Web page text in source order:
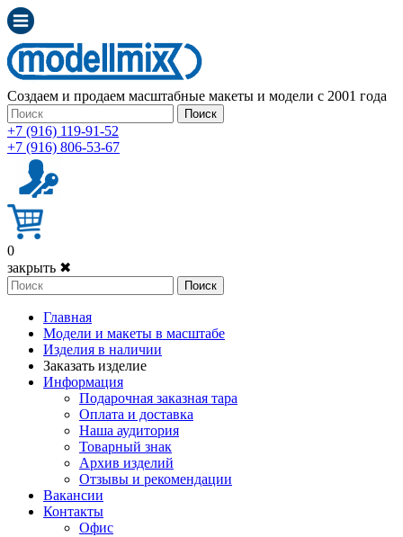
Создаем и продаем масштабные макеты и модели с 2001 года
Поиск
+7 (916) 119-91-52
+7 (916) 806-53-67
0
закрыть ✖
Поиск
Главная
Модели и макеты в масштабе
Изделия в наличии
Заказать изделие
Информация
Подарочная заказная тара
Оплата и доставка
Наша аудитория
Товарный знак
Архив изделий
Отзывы и рекомендации
Вакансии
Контакты
Офис